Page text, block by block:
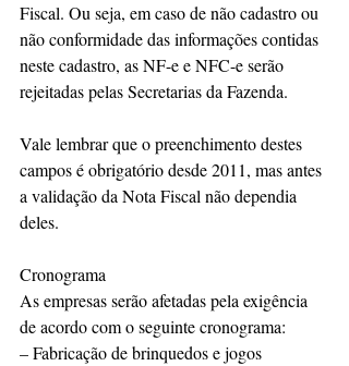
Fiscal. Ou seja, em caso de não cadastro ou
não conformidade das informações contidas
neste cadastro, as NF-e e NFC-e serão
rejeitadas pelas Secretarias da Fazenda.
Vale lembrar que o preenchimento destes
campos é obrigatório desde 2011, mas antes
a validação da Nota Fiscal não dependia
deles.
Cronograma
As empresas serão afetadas pela exigência
de acordo com o seguinte cronograma:
– Fabricação de brinquedos e jogos